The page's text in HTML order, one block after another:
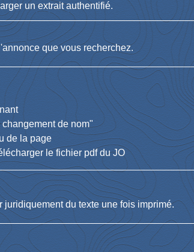
un extrait authentifié.
que vous recherchez.
de nom"
de la page
le fichier pdf du JO
juridiquement du texte une fois imprimé.